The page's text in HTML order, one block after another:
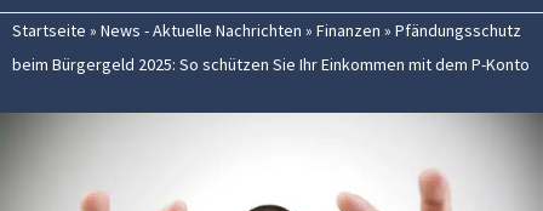
Startseite » News - Aktuelle Nachrichten » Finanzen » Pfändungsschutz
beim Bürgergeld 2025: So schützen Sie Ihr Einkommen mit dem P-Konto